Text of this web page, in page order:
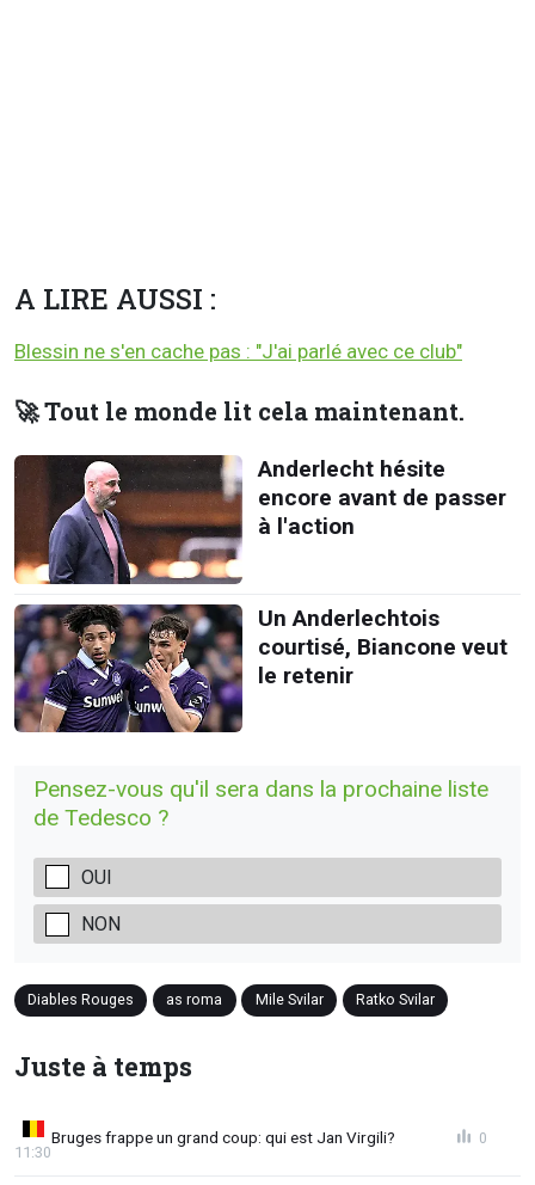
A LIRE AUSSI :
Blessin ne s'en cache pas : "J'ai parlé avec ce club"
🚀 Tout le monde lit cela maintenant.
Anderlecht hésite
encore avant de passer
à l'action
Un Anderlechtois
courtisé, Biancone veut
le retenir
Pensez-vous qu'il sera dans la prochaine liste
de Tedesco ?
OUI
NON
Diables Rouges as roma Mile Svilar Ratko Svilar
Juste à temps
Bruges frappe un grand coup: qui est Jan Virgili?
11:30
0